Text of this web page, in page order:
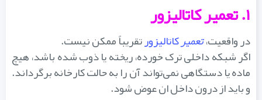
در واقعیت،تعمیرکاتالیزورتقریباً ممکن نیست.
اگر شبکه داخلی ترک خورده، ریخته یا ذوب شده باشد، هیچ
ماده یا دستگاهی نمی‌تواند آن را به حالت کارخانه برگرداند.
و باید از درون داخل ان عوض شود.